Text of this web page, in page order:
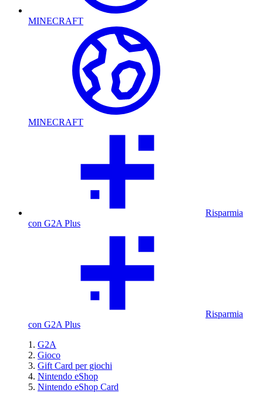
MINECRAFT
MINECRAFT
Risparmia
con G2A Plus
Risparmia
con G2A Plus
G2A
Gioco
Gift Card per giochi
Nintendo eShop
Nintendo eShop Card